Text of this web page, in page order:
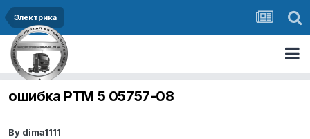
Электрика
ошибка PTM 5 05757-08
By dima1111